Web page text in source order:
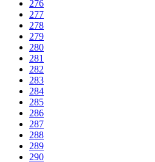
276
277
278
279
280
281
282
283
284
285
286
287
288
289
290